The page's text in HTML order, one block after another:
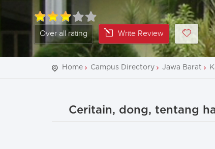
Over all rating Write Review
Home Campus Directory Jawa Barat
Ceritain, dong, tentang